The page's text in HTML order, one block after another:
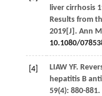
liver cirrhosis
Results from
2019[J]. Ann
10.1080/
[4] LIAW YF.
hepatitis B
59(4): 880-881.